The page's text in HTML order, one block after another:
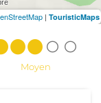
Moyen
| TouristicMaps